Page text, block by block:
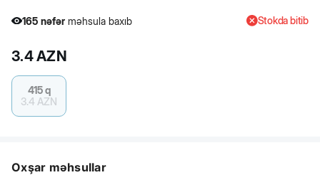
165 nəfər məhsula baxıb
165 nəfər
Stokda bitib
3.4AZN
415 q
3.4 AZN
Oxşar məhsullar